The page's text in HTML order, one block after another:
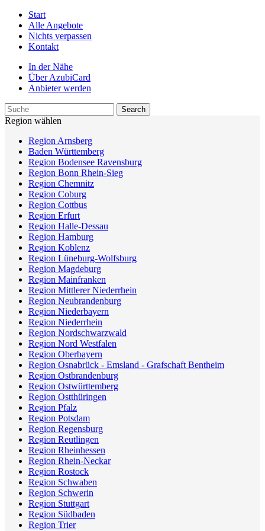
Start
Alle Angebote
Nichts verpassen
Kontakt
In der Nähe
Über AzubiCard
Anbieter werden
Region wählen
Region Arnsberg
Baden Württemberg
Region Bodensee Ravensburg
Region Bonn Rhein-Sieg
Region Chemnitz
Region Coburg
Region Cottbus
Region Erfurt
Region Halle-Dessau
Region Hamburg
Region Koblenz
Region Lüneburg-Wolfsburg
Region Magdeburg
Region Mainfranken
Region Mittlerer Niederrhein
Region Neubrandenburg
Region Niederbayern
Region Niederrhein
Region Nordschwarzwald
Region Nord Westfalen
Region Oberbayern
Region Osnabrück - Emsland - Grafschaft Bentheim
Region Ostbrandenburg
Region Ostwürttemberg
Region Ostthüringen
Region Pfalz
Region Potsdam
Region Regensburg
Region Reutlingen
Region Rheinhessen
Region Rhein-Neckar
Region Rostock
Region Schwaben
Region Schwerin
Region Stuttgart
Region Südbaden
Region Trier